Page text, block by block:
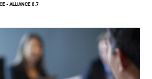
- ALLIANCE 8.7